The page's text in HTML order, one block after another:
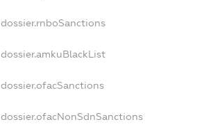
dossier.rnboSanctions
dossier.amkuBlackList
dossier.ofacSanctions
dossier.ofacNonSdnSanctions